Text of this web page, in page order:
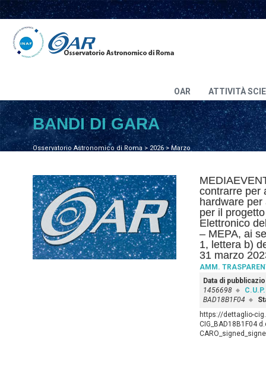
OAR ATTIVITÀ
Osservatorio Astronomico di Roma>2026>Marzo
BANDI DI GARA
contrarre per
hardware
per il
Elettronico
– MEPA, ai
1, lettera b)
31 marzo
AMM.
Data di
1456698
C.U.P.
BAD18B1F04
https://dettaglio-
CIG_BAD18B1F04